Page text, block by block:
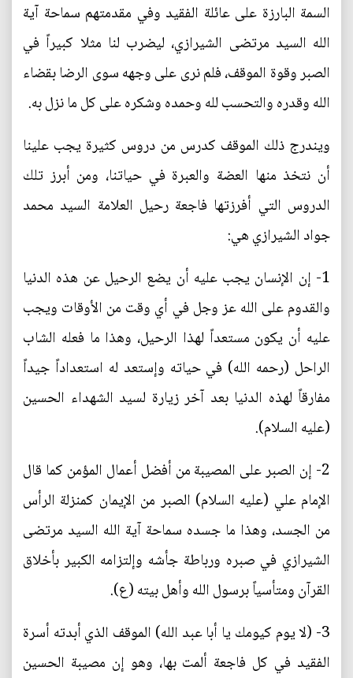
السمة البارزة على عائلة الفقيد وفي مقدمتهم سماحة آية
الله السيد مرتضى الشيرازي، ليضرب لنا مثلا كبيراً في
الصبر وقوة الموقف، فلم نرى على وجهه سوى الرضا بقضاء
الله وقدره والتحسب لله وحمده وشكره على كل ما نزل به.
ويندرج ذلك الموقف كدرس من دروس كثيرة يجب علينا
أن نتخذ منها العضة والعبرة في حياتنا، ومن أبرز تلك
الدروس التي أفرزتها فاجعة رحيل العلامة السيد محمد
جواد الشيرازي هي:
1- إن الإنسان يجب عليه أن يضع الرحيل عن هذه الدنيا
والقدوم على الله عز وجل في أي وقت من الأوقات ويجب
عليه أن يكون مستعداً لهذا الرحيل، وهذا ما فعله الشاب
الراحل (رحمه الله) في حياته وإستعد له استعداداً جيداً
مفارقاً لهذه الدنيا بعد آخر زيارة لسيد الشهداء الحسين
(عليه السلام).
2- إن الصبر على المصيبة من أفضل أعمال المؤمن كما قال
الإمام علي (عليه السلام) الصبر من الإيمان كمنزلة الرأس
من الجسد، وهذا ما جسده سماحة آية الله السيد مرتضى
الشيرازي في صبره ورباطة جأشه وإلتزامه الكبير بأخلاق
القرآن ومتأسياً برسول الله وأهل بيته (ع).
3- (لا يوم كيومك يا أبا عبد الله) الموقف الذي أبدته أسرة
الفقيد في كل فاجعة ألمت بها، وهو إن مصيبة الحسين